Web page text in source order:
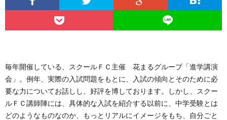
毎年開催している、スクールＦＣ主催 花まるグループ「進学講演
会」。例年、実際の入試問題をもとに、入試の傾向とそのために必
要な力についてお話しし、好評を博しております。しかし、スクー
ルＦＣ講師陣には、具体的な入試を紹介する以前に、中学受験とは
どのようなものなのか、もっとリアルにイメージをもち、自分ごと